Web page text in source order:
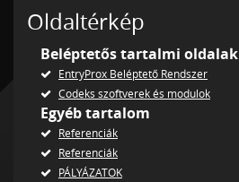
Oldaltérkép
Beléptetős tartalmi oldalak
EntryProx Beléptető Rendszer
Codeks szoftverek és modulok
Egyéb tartalom
Referenciák
Referenciák
PÁLYÁZATOK